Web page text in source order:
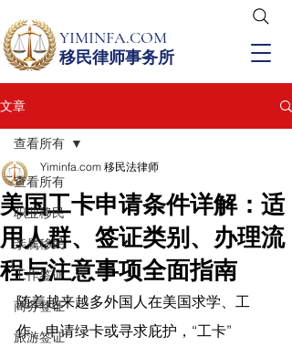
YIMINFA.COM
移民律师事务所
文章
查看所有
职业移民
亲属移民
工作签证
商务签证
旅游签证
查看所有
美国工卡申请条件详解：适
用人群、签证类别、办理流
程与注意事项全面指南
Yiminfa.com 移民法律师
随着越来越多外国人在美国求学、工
作、申请绿卡或寻求庇护，“工卡”